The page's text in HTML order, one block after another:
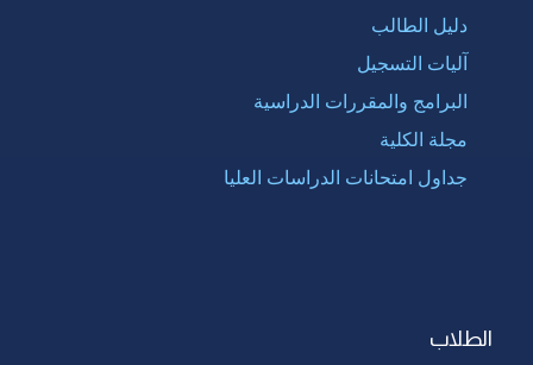
دليل الطالب
آليات التسجيل
البرامج والمقررات الدراسية
مجلة الكلية
جداول امتحانات الدراسات العليا
الطلاب